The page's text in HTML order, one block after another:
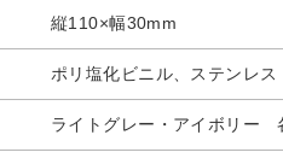
縦110×幅30mm
ポリ塩化ビニル、ステンレス
ライトグレー・アイボリー